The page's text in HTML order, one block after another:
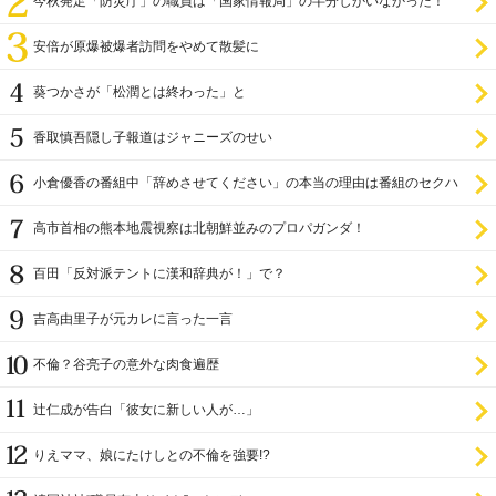
安倍が原爆被爆者訪問をやめて散髪に
葵つかさが「松潤とは終わった」と
香取慎吾隠し子報道はジャニーズのせい
小倉優香の番組中「辞めさせてください」の本当の理由は番組のセクハ
高市首相の熊本地震視察は北朝鮮並みのプロパガンダ！
百田「反対派テントに漢和辞典が！」で？
吉高由里子が元カレに言った一言
不倫？谷亮子の意外な肉食遍歴
辻仁成が告白「彼女に新しい人が…」
りえママ、娘にたけしとの不倫を強要!?